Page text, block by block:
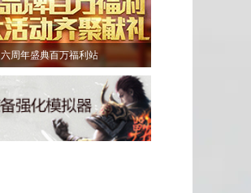
六周年盛典百万福利站